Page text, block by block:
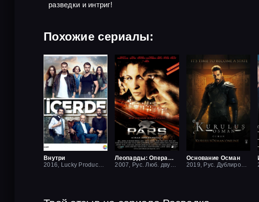
разведки и интриг!
Похожие сериалы:
Внутри
Леопарды: Операция вишня
Основание Осман